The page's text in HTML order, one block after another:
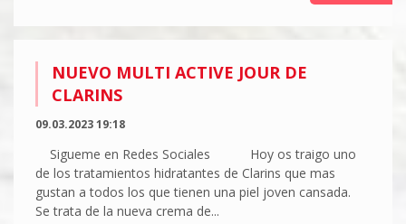
NUEVO MULTI ACTIVE JOUR DE
CLARINS
09.03.2023 19:18
Sigueme en Redes Sociales Hoy os traigo uno
de los tratamientos hidratantes de Clarins que mas
gustan a todos los que tienen una piel joven cansada.
Se trata de la nueva crema de...